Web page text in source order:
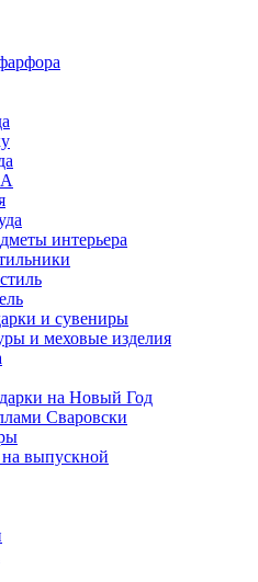
интерьера
и сувениры
и меховые изделия
на Новый Год
Сваровски
выпускной